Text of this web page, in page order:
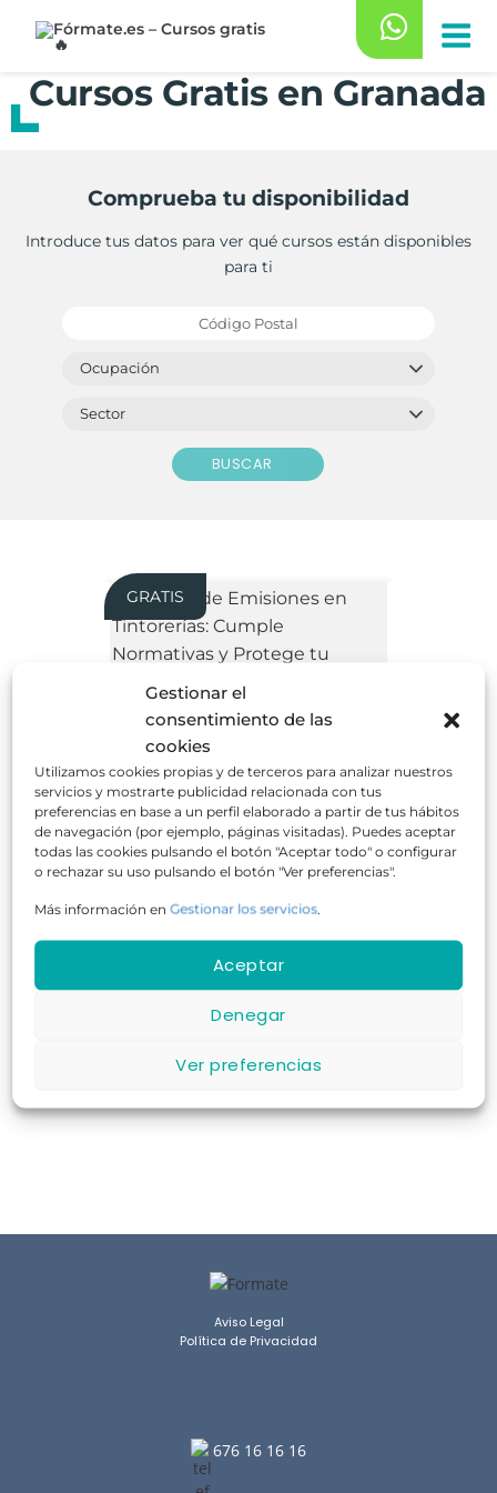
Gestionar el
consentimiento de las
cookies
Utilizamos cookies propias y de terceros para analizar nuestros
servicios y mostrarte publicidad relacionada con tus
preferencias en base a un perfil elaborado a partir de tus hábitos
de navegación (por ejemplo, páginas visitadas). Puedes aceptar
todas las cookies pulsando el botón "Aceptar todo" o configurar
o rechazar su uso pulsando el botón "Ver preferencias".
Más información enGestionar los servicios.
Aceptar
Denegar
Ver preferencias
Cursos Gratis en Granada
Comprueba tu disponibilidad
Introduce tus datos para ver qué cursos están disponibles
para ti
BUSCAR
GRATIS
Control de Emisiones en Tintorerías:
Cumple Normativas y Protege tu
Aviso Legal
Política de Privacidad
676 16 16 16